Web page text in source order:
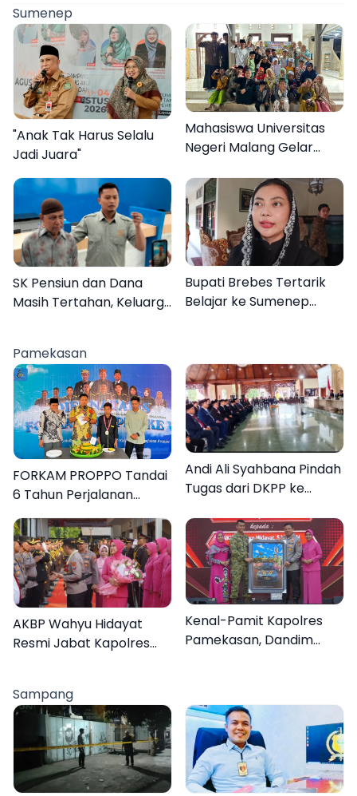
Sumenep
"Anak Tak Harus Selalu
Jadi Juara"
Mahasiswa Universitas
Negeri Malang Gelar
Desa Dapenda
SK Pensiun dan Dana
Masih Tertahan, Keluarga
Bupati Brebes Tertarik
Belajar ke Sumenep
Pamekasan
FORKAM PROPPO Tandai
6 Tahun Perjalanan
dengan Peluncuran Mars,
Hymne, dan Buku
Organisasi
Andi Ali Syahbana Pindah
Tugas dari DKPP ke
AKBP Wahyu Hidayat
Resmi Jabat Kapolres
Kenal-Pamit Kapolres
Pamekasan, Dandim
Sampang